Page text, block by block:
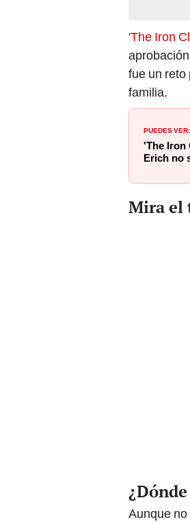
'The Iron
fue un reto
familia.
PUEDES VER:
'The Iron
Erich no
Mira el
Aunque